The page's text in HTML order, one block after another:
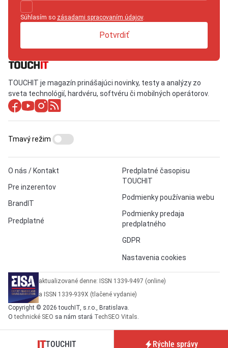
Súhlasím so zásadami spracovaním údajov.
Potvrdiť
TOUCHIT je magazín prinášajúci novinky, testy a analýzy zo
sveta technológií, hardvéru, softvéru či mobilných operátorov.
O nás / Kontakt
Pre inzerentov
BrandIT
Predplatné
Predplatné časopisu
TOUCHIT
Podmienky používania webu
Podmienky predaja
predplatného
GDPR
Nastavenia cookies
Tmavý režim
aktualizované denne: ISSN 1339-9497 (online)
a ISSN 1339-939X (tlačené vydanie)
Copyright © 2026 touchIT, s.r.o., Bratislava.
Otechnické SEO sa nám stará TechSEO Vitals.
TOUCHIT Rýchle správy